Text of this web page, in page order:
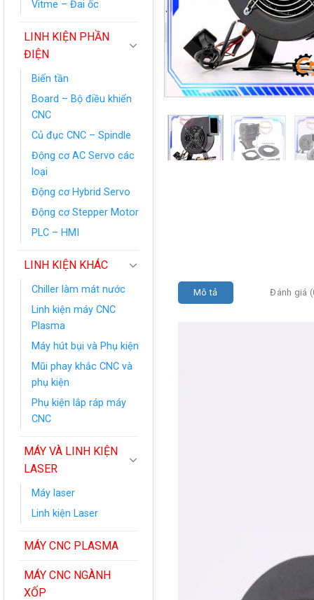
Vitme – Đai ốc
LINH KIỆN PHẦN
ĐIỆN
Biến tần
Board – Bộ điều khiển
CNC
Củ đục CNC – Spindle
Động cơ AC Servo các
loại
Động cơ Hybrid Servo
Động cơ Stepper Motor
PLC – HMI
LINH KIỆN KHÁC
Chiller làm mát nước
Linh kiện máy CNC
Plasma
Máy hút bụi và Phụ kiện
Mũi phay khắc CNC và
phụ kiện
Phụ kiện lắp ráp máy
CNC
MÁY VÀ LINH KIỆN
LASER
Máy laser
Linh kiện Laser
MÁY CNC PLASMA
MÁY CNC NGÀNH
XỐP
Mô tả Đánh giá